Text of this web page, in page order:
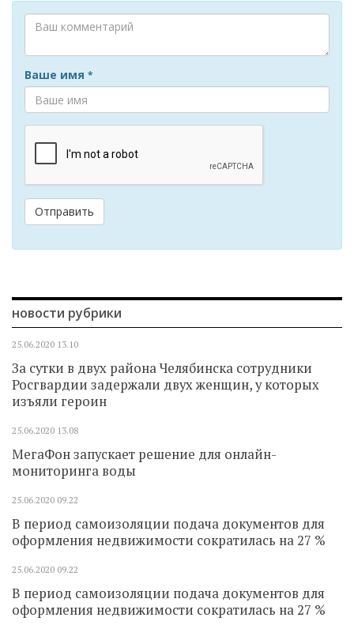
Ваше имя *
Отправить
новости рубрики
25.06.2020 13.10
За сутки в двух района Челябинска сотрудники
Росгвардии задержали двух женщин, у которых
изъяли героин
25.06.2020 13.08
МегаФон запускает решение для онлайн-
мониторинга воды
25.06.2020 09.22
В период самоизоляции подача документов для
оформления недвижимости сократилась на 27 %
25.06.2020 09.22
В период самоизоляции подача документов для
оформления недвижимости сократилась на 27 %